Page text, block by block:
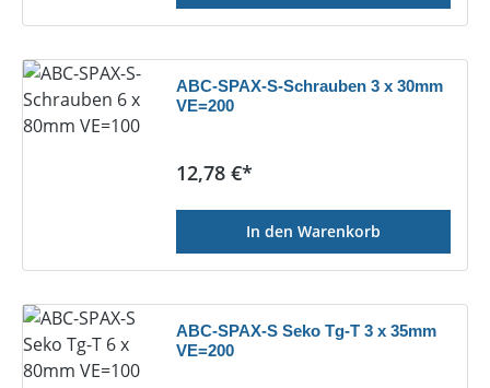
ABC-SPAX-S-Schrauben 3 x 30mm
VE=200
Regulärer Preis:
12,78 €*
In den Warenkorb
ABC-SPAX-S Seko Tg-T 3 x 35mm
VE=200